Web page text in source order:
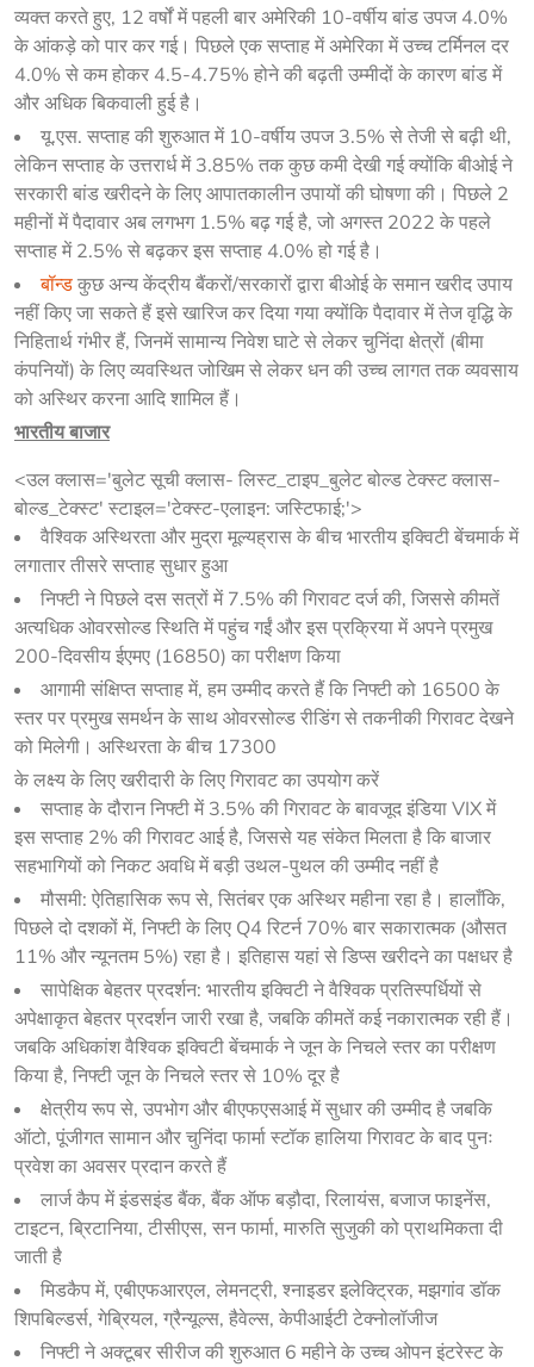
व्यक्त करते हुए, 12 वर्षों में पहली बार अमेरिकी 10-वर्षीय बांड उपज 4.0%
के आंकड़े को पार कर गई। पिछले एक सप्ताह में अमेरिका में उच्च टर्मिनल दर
4.0% से कम होकर 4.5-4.75% होने की बढ़ती उम्मीदों के कारण बांड में
और अधिक बिकवाली हुई है।
यू.एस. सप्ताह की शुरुआत में 10-वर्षीय उपज 3.5% से तेजी से बढ़ी थी,
लेकिन सप्ताह के उत्तरार्ध में 3.85% तक कुछ कमी देखी गई क्योंकि बीओई ने
सरकारी बांड खरीदने के लिए आपातकालीन उपायों की घोषणा की। पिछले 2
महीनों में पैदावार अब लगभग 1.5% बढ़ गई है, जो अगस्त 2022 के पहले
सप्ताह में 2.5% से बढ़कर इस सप्ताह 4.0% हो गई है।
बॉन्ड कुछ अन्य केंद्रीय बैंकरों/सरकारों द्वारा बीओई के समान खरीद उपाय
नहीं किए जा सकते हैं इसे खारिज कर दिया गया क्योंकि पैदावार में तेज वृद्धि के
निहितार्थ गंभीर हैं, जिनमें सामान्य निवेश घाटे से लेकर चुनिंदा क्षेत्रों (बीमा
कंपनियों) के लिए व्यवस्थित जोखिम से लेकर धन की उच्च लागत तक व्यवसाय
को अस्थिर करना आदि शामिल हैं।
भारतीय बाजार
<उल क्लास='बुलेट सूची क्लास- लिस्ट_टाइप_बुलेट बोल्ड टेक्स्ट क्लास-
बोल्ड_टेक्स्ट' स्टाइल='टेक्स्ट-एलाइन: जस्टिफाई;'>
वैश्विक अस्थिरता और मुद्रा मूल्यह्रास के बीच भारतीय इक्विटी बेंचमार्क में
लगातार तीसरे सप्ताह सुधार हुआ
निफ्टी ने पिछले दस सत्रों में 7.5% की गिरावट दर्ज की, जिससे कीमतें
अत्यधिक ओवरसोल्ड स्थिति में पहुंच गईं और इस प्रक्रिया में अपने प्रमुख
200-दिवसीय ईएमए (16850) का परीक्षण किया
आगामी संक्षिप्त सप्ताह में, हम उम्मीद करते हैं कि निफ्टी को 16500 के
स्तर पर प्रमुख समर्थन के साथ ओवरसोल्ड रीडिंग से तकनीकी गिरावट देखने
को मिलेगी। अस्थिरता के बीच 17300
के लक्ष्य के लिए खरीदारी के लिए गिरावट का उपयोग करें
सप्ताह के दौरान निफ्टी में 3.5% की गिरावट के बावजूद इंडिया VIX में
इस सप्ताह 2% की गिरावट आई है, जिससे यह संकेत मिलता है कि बाजार
सहभागियों को निकट अवधि में बड़ी उथल-पुथल की उम्मीद नहीं है
मौसमी: ऐतिहासिक रूप से, सितंबर एक अस्थिर महीना रहा है। हालाँकि,
पिछले दो दशकों में, निफ्टी के लिए Q4 रिटर्न 70% बार सकारात्मक (औसत
11% और न्यूनतम 5%) रहा है। इतिहास यहां से डिप्स खरीदने का पक्षधर है
सापेक्षिक बेहतर प्रदर्शन: भारतीय इक्विटी ने वैश्विक प्रतिस्पर्धियों से
अपेक्षाकृत बेहतर प्रदर्शन जारी रखा है, जबकि कीमतें कई नकारात्मक रही हैं।
जबकि अधिकांश वैश्विक इक्विटी बेंचमार्क ने जून के निचले स्तर का परीक्षण
किया है, निफ्टी जून के निचले स्तर से 10% दूर है
क्षेत्रीय रूप से, उपभोग और बीएफएसआई में सुधार की उम्मीद है जबकि
ऑटो, पूंजीगत सामान और चुनिंदा फार्मा स्टॉक हालिया गिरावट के बाद पुनः
प्रवेश का अवसर प्रदान करते हैं
लार्ज कैप में इंडसइंड बैंक, बैंक ऑफ बड़ौदा, रिलायंस, बजाज फाइनेंस,
टाइटन, ब्रिटानिया, टीसीएस, सन फार्मा, मारुति सुजुकी को प्राथमिकता दी
जाती है
मिडकैप में, एबीएफआरएल, लेमनट्री, श्नाइडर इलेक्ट्रिक, मझगांव डॉक
शिपबिल्डर्स, गेब्रियल, ग्रैन्यूल्स, हैवेल्स, केपीआईटी टेक्नोलॉजीज
निफ्टी ने अक्टूबर सीरीज की शुरुआत 6 महीने के उच्च ओपन इंटरेस्ट के